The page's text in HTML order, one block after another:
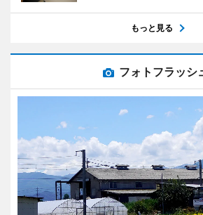
もっと見る
フォトフラッシ